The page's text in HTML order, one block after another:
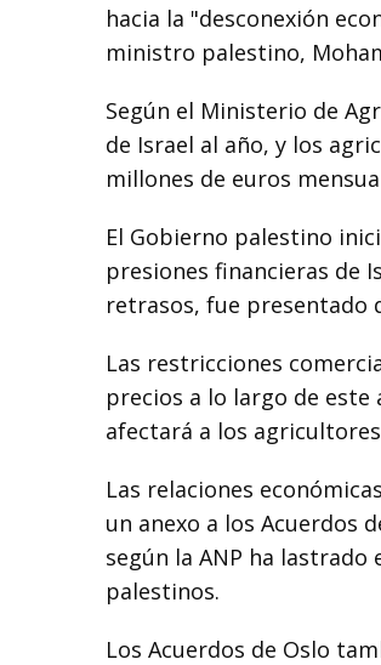
hacia la "desconexión
ministro palestino,
Según el Ministerio de
de Israel al año, y los
millones de euros
El Gobierno palestino
presiones financieras de
retrasos, fue presentado
Las restricciones
precios a lo largo de este
afectará a los
Las relaciones
un anexo a los Acuerdos
según la ANP ha lastrado
palestinos.
Los Acuerdos de Oslo